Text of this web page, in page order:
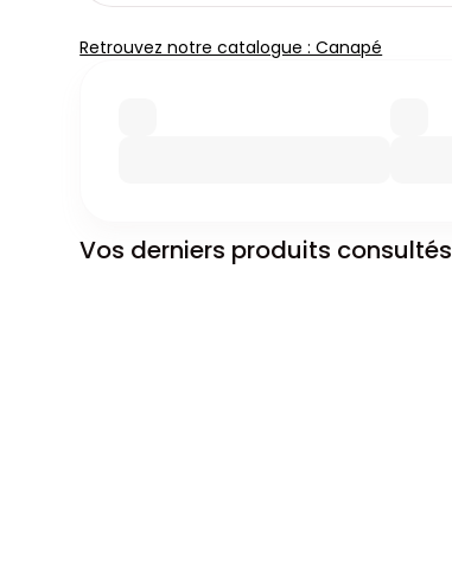
Retrouvez notre catalogue : Canapé
Vos derniers produits consultés